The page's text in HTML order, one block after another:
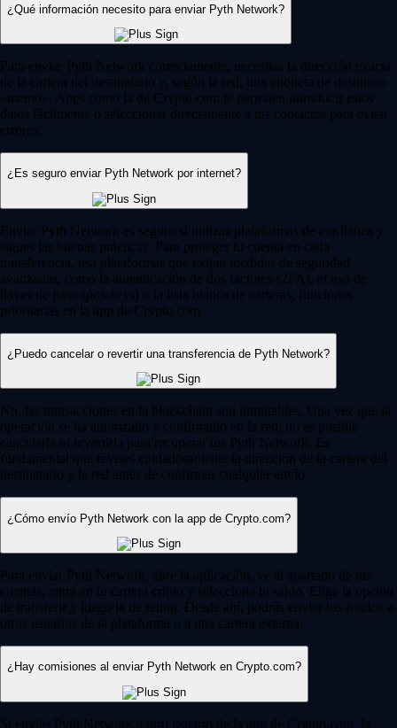
¿Qué información necesito para enviar Pyth Network?
Para enviar Pyth Network correctamente, necesitas la dirección exacta
de la cartera del destinatario y, según la red, una etiqueta de destino o
«memo». Apps como la de Crypto.com te permiten introducir estos
datos fácilmente o seleccionar directamente a tus contactos para evitar
errores.
¿Es seguro enviar Pyth Network por internet?
Enviar Pyth Network es seguro si utilizas plataformas de confianza y
sigues las buenas prácticas. Para proteger tu cuenta en cada
transferencia, usa plataformas que exijan medidas de seguridad
avanzadas, como la autenticación de dos factores (2FA), el uso de
llaves de paso (passkeys ) o la lista blanca de carteras, funciones
prioritarias en la app de Crypto.com.
¿Puedo cancelar o revertir una transferencia de Pyth Network?
No, las transacciones en la blockchain son inmutables. Una vez que la
operación se ha autorizado y confirmado en la red, no es posible
cancelarla ni revertirla para recuperar tus Pyth Network. Es
fundamental que revises cuidadosamente la dirección de la cartera del
destinatario y la red antes de confirmar cualquier envío.
¿Cómo envío Pyth Network con la app de Crypto.com?
Para enviar Pyth Network, abre la aplicación, ve al apartado de tus
cuentas, entra en tu cartera cripto y selecciona tu saldo. Elige la opción
de transferir y luego la de retirar. Desde ahí, podrás enviar los fondos a
otros usuarios de la plataforma o a una cartera externa.
¿Hay comisiones al enviar Pyth Network en Crypto.com?
Si envías Pyth Network a otro usuario de la app de Crypto.com, la